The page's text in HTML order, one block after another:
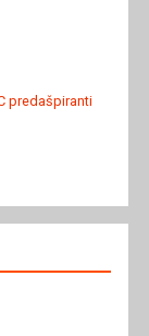
predašpiranti